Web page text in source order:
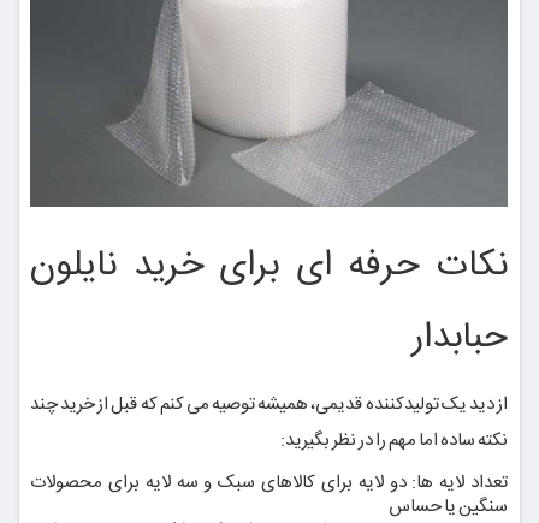
نکات حرفه ای برای خرید نایلون
حبابدار
از دید یک تولیدکننده قدیمی، همیشه توصیه می کنم که قبل از خرید چند
نکته ساده اما مهم را در نظر بگیرید:
تعداد لایه ها: دو لایه برای کالاهای سبک و سه لایه برای محصولات
سنگین یا حساس